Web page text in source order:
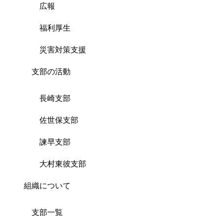
広報
福利厚生
災害対策支援
支部の活動
長崎支部
佐世保支部
諫早支部
大村東彼支部
組織について
支部一覧